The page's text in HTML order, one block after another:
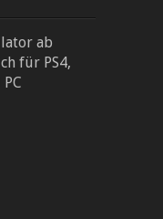
ab
für PS4,